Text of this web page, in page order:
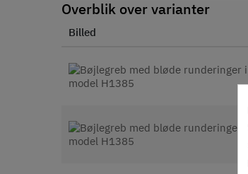
Overblik over varianter
Billed